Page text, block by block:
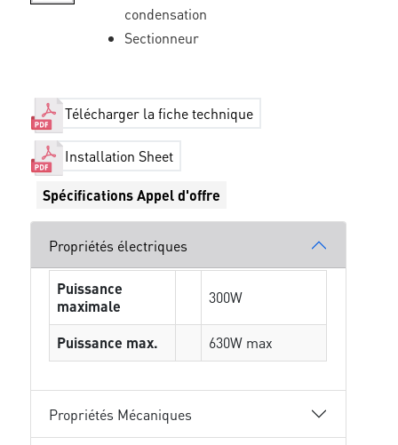
condensation
Sectionneur
Télécharger la fiche technique
Installation Sheet
Spécifications Appel d'offre
Propriétés électriques
Puissance
maximale
300W
Puissance max. 630W max
Propriétés Mécaniques